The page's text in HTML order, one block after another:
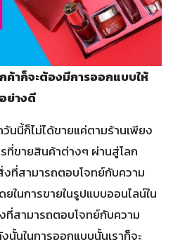
ค้าก็จะต้องมีการออกแบบให้
ย่างดี
นนี้ก็ไม่ได้ขายแค่ตามร้านเพียง
ที่ขายสินค้าต่างๆ ผ่านสู่โลก
ที่สามารถตอบโจทย์กับความ
ในการขายในรูปแบบออนไลน์ใน
สามารถตอบโจทย์กับความ
นั้นในการออกแบบนั้นเราก็จะ